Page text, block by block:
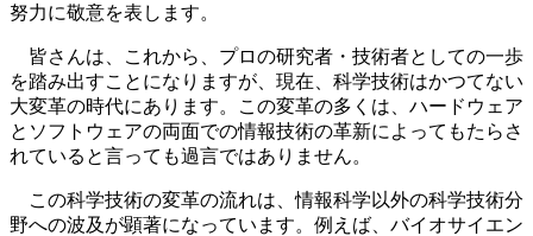
努力に敬意を表します。
皆さんは、これから、プロの研究者・技術者としての一歩
を踏み出すことになりますが、現在、科学技術はかつてない
大変革の時代にあります。この変革の多くは、ハードウェア
とソフトウェアの両面での情報技術の革新によってもたらさ
れていると言っても過言ではありません。
この科学技術の変革の流れは、情報科学以外の科学技術分
野への波及が顕著になっています。例えば、バイオサイエン